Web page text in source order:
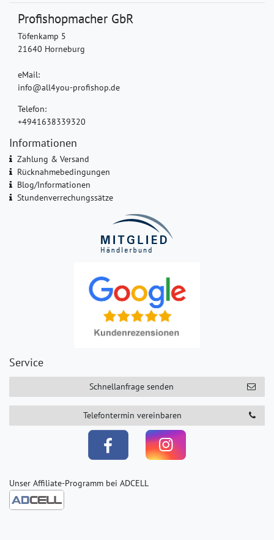
Profishopmacher GbR
Töfenkamp 5
21640 Horneburg
eMail:
info@all4you-profishop.de
Telefon:
+4941638339320
Informationen
Zahlung & Versand
Rücknahmebedingungen
Blog/Informationen
Stundenverrechungssätze
Service
Schnellanfrage senden
Telefontermin vereinbaren
Unser Affiliate-Programm bei ADCELL